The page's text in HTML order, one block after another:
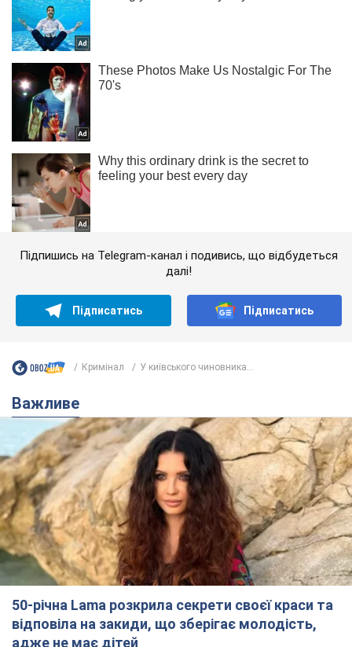
Підпишись на Telegram-канал і подивись, що відбудеться
далі!
Підписатись Підписатись
Кримінал У київського чиновника...
Важливе
50-річна Lama розкрила секрети своєї краси та
відповіла на закиди, що зберігає молодість,
адже не має дітей